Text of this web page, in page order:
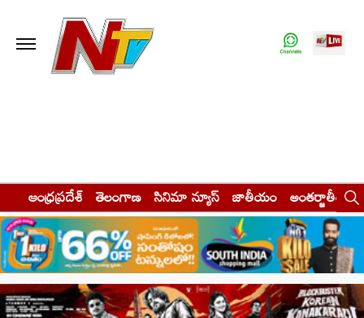
ఆంధ్రప్రదేశ్ తెలంగాణ సినిమా న్యూస్ జాతీయం అంతర్జాతీయం